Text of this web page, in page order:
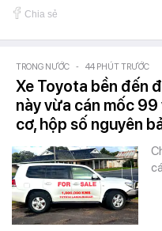
Chia sẻ
TRONG NƯỚC - 44 PHÚT TRƯỚC
Xe Toyota bền đến
này vừa cán mốc
cơ, hộp số nguyên